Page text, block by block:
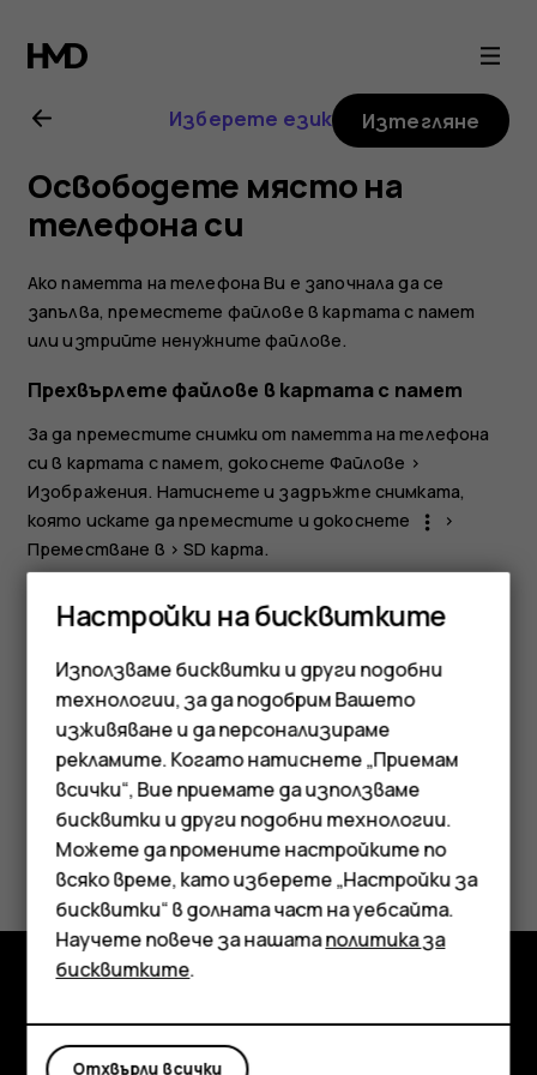
Ръководство
на
потребителя
за
Nokia
G21
Смартфони
Мобилни телефони
Аксесоари
Таблети
Изберете език Изтегляне
Освободете място на
телефона си
Ако паметта на телефона Ви е започнала да се
запълва, преместете файлове в картата с памет
или изтрийте ненужните файлове.
Прехвърлете файлове в картата с памет
За да преместите снимки от паметта на телефона
си в картата с памет, докоснете Файлове >
Изображения. Натиснете и задръжте снимката,
която искате да преместите и докоснете
more_vert
>
Преместване в >SD карта.
Файлове>Документи и други. Докоснетеmore_vertдо
карта.
Полезен ли беше този отговор?
Да Не
Информация
Настройки на бисквитките
Използваме бисквитки и други подобни
технологии, за да подобрим Вашето
изживяване и да персонализираме
рекламите. Когато натиснете „Приемам
всички“, Вие приемате да използваме
бисквитки и други подобни технологии.
Можете да промените настройките по
всяко време, като изберете „Настройки за
бисквитки“ в долната част на уебсайта.
Научете повече за нашатаполитика за
бисквитките.
Отхвърли всички